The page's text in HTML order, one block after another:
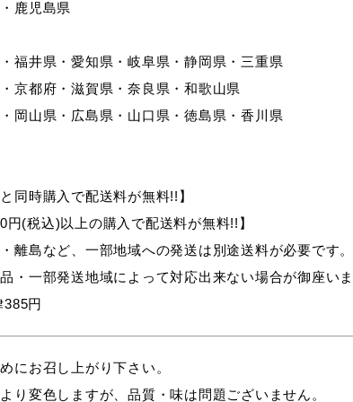
鹿児島県
福井県・愛知県・岐阜県・静岡県・三重県
京都府・滋賀県・奈良県・和歌山県
岡山県・広島県・山口県・徳島県・香川県
同時購入で配送料が無料!!】
円(税込)以上の購入で配送料が無料!!】
離島など、一部地域への発送は別途送料が必要です。
・一部発送地域によって対応出来ない場合が御座いま
円
にお召し上がり下さい。
り変色しますが、品質・味は問題ございません。